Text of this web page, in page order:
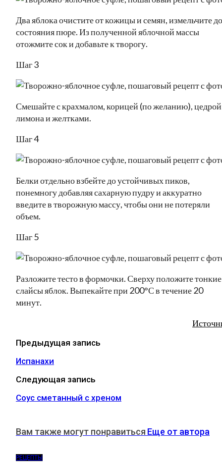
Два яблока очистите от кожицы и семян, измельчите до
состояния пюре. Из полученной яблочной массы
отожмите сок и добавьте к творогу.
Шаг 3
Смешайте с крахмалом, корицей (по желанию), цедрой
лимона и желтками.
Шаг 4
Белки отдельно взбейте до устойчивых пиков,
понемногу добавляя сахарную пудру и аккуратно
введите в творожную массу, чтобы они не потеряли
объем.
Шаг 5
Разложите тесто в формочки. Сверху положите тонкие
слайсы яблок. Выпекайте при 200°С в течение 20
минут.
Предыдущая запись
Испанахи
Следующая запись
Соус сметанный с хреном
Вам также могут понравиться Еще от автора
РЕЦЕПТЫ